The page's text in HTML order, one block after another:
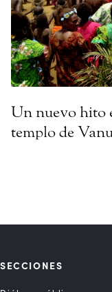
Un nuevo hito
templo de
SECCIONES